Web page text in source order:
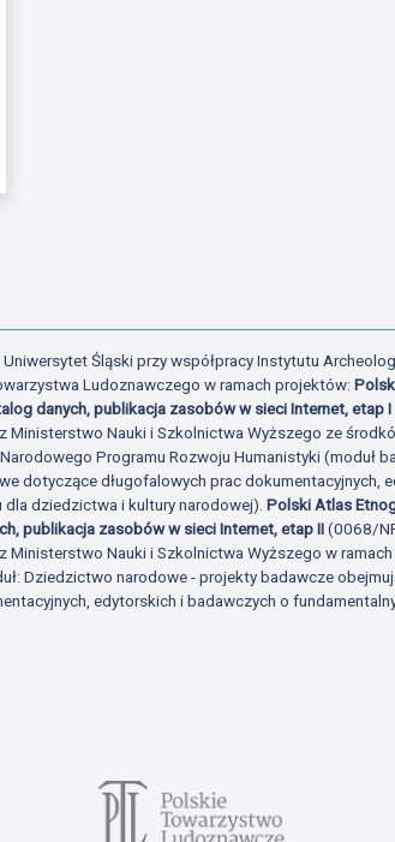
Śląski przy współpracy Instytutu
Ludoznawczego w ramach projektów:
danych, publikacja zasobów w sieci Internet, etap I
Ministerstwo Nauki i Szkolnictwa Wyższego ze
Programu Rozwoju Humanistyki (moduł
dotyczące długofalowych prac dokumentacyjnych,
dla dziedzictwa i kultury narodowej).Polski Atlas
publikacja zasobów w sieci Internet, etap II(0068/
Ministerstwo Nauki i Szkolnictwa Wyższego w
Dziedzictwo narodowe - projekty badawcze
edytorskich i badawczych o